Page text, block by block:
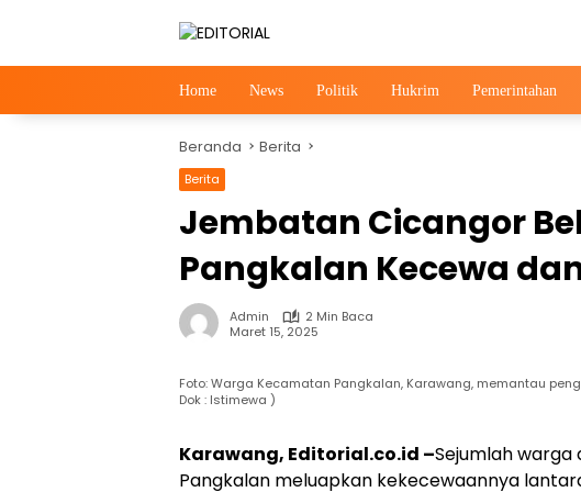
Home News Politik Hukrim Pemerintahan
Beranda Berita
Berita
Jembatan Cicangor
Pangkalan Kecewa
Admin
2 Min Baca
Maret 15, 2025
Foto: Warga Kecamatan Pangkalan, Karawang, memantau
Dok : Istimewa )
Karawang, Editorial.co.id –Sejumlah
Pangkalan meluapkan kekecewaannya